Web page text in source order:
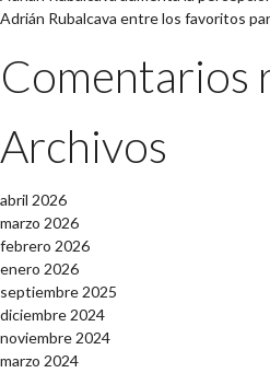
Adrián Rubalcava entre los favoritos
Comentarios
Archivos
abril 2026
marzo 2026
febrero 2026
enero 2026
septiembre 2025
diciembre 2024
noviembre 2024
marzo 2024